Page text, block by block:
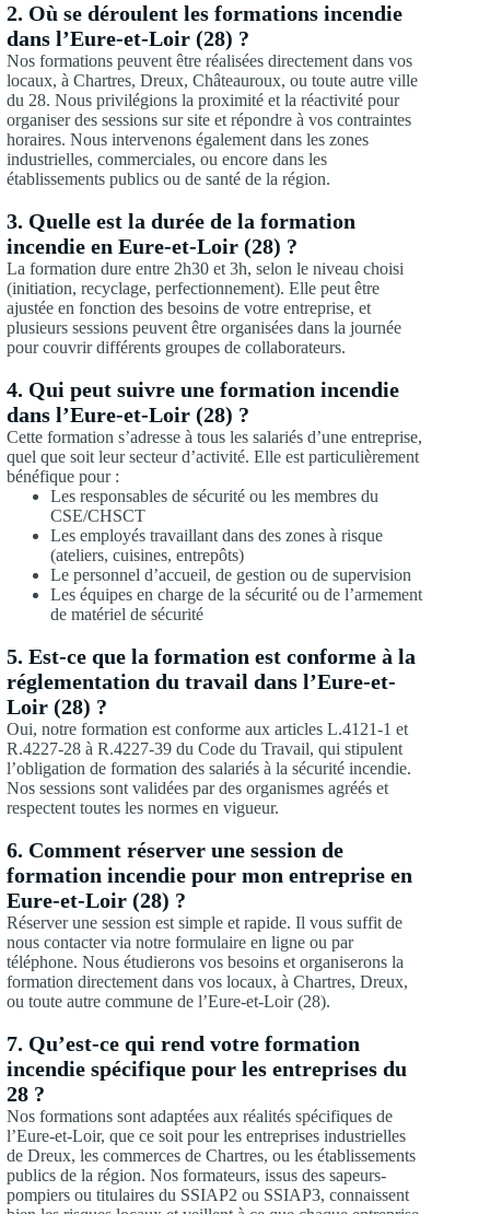
2. Où se déroulent les formations incendie
dans l’Eure-et-Loir (28) ?
Nos formations peuvent être réalisées directement dans vos
locaux, à Chartres, Dreux, Châteauroux, ou toute autre ville
du 28. Nous privilégions la proximité et la réactivité pour
organiser des sessions sur site et répondre à vos contraintes
horaires. Nous intervenons également dans les zones
industrielles, commerciales, ou encore dans les
établissements publics ou de santé de la région.
3. Quelle est la durée de la formation
incendie en Eure-et-Loir (28) ?
La formation dure entre 2h30 et 3h, selon le niveau choisi
(initiation, recyclage, perfectionnement). Elle peut être
ajustée en fonction des besoins de votre entreprise, et
plusieurs sessions peuvent être organisées dans la journée
pour couvrir différents groupes de collaborateurs.
4. Qui peut suivre une formation incendie
dans l’Eure-et-Loir (28) ?
Cette formation s’adresse à tous les salariés d’une entreprise,
quel que soit leur secteur d’activité. Elle est particulièrement
bénéfique pour :
Les responsables de sécurité ou les membres du
CSE/CHSCT
Les employés travaillant dans des zones à risque
(ateliers, cuisines, entrepôts)
Le personnel d’accueil, de gestion ou de supervision
Les équipes en charge de la sécurité ou de l’armement
de matériel de sécurité
5. Est-ce que la formation est conforme à la
réglementation du travail dans l’Eure-et-
Loir (28) ?
Oui, notre formation est conforme aux articles L.4121-1 et
R.4227-28 à R.4227-39 du Code du Travail, qui stipulent
l’obligation de formation des salariés à la sécurité incendie.
Nos sessions sont validées par des organismes agréés et
respectent toutes les normes en vigueur.
6. Comment réserver une session de
formation incendie pour mon entreprise en
Eure-et-Loir (28) ?
Réserver une session est simple et rapide. Il vous suffit de
nous contacter via notre formulaire en ligne ou par
téléphone. Nous étudierons vos besoins et organiserons la
formation directement dans vos locaux, à Chartres, Dreux,
ou toute autre commune de l’Eure-et-Loir (28).
7. Qu’est-ce qui rend votre formation
incendie spécifique pour les entreprises du
28 ?
Nos formations sont adaptées aux réalités spécifiques de
l’Eure-et-Loir, que ce soit pour les entreprises industrielles
de Dreux, les commerces de Chartres, ou les établissements
publics de la région. Nos formateurs, issus des sapeurs-
pompiers ou titulaires du SSIAP2 ou SSIAP3, connaissent